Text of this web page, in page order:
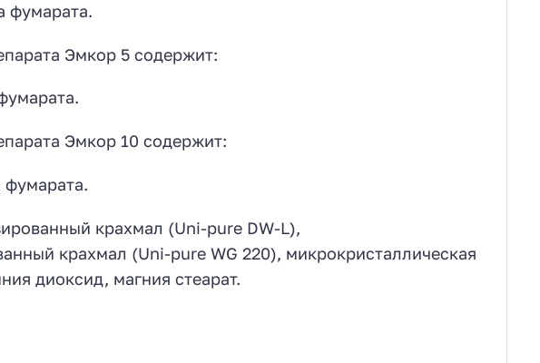
фумарата.
Эмкор 5 содержит:
Эмкор 10 содержит:
фумарата.
крахмал (Uni-pure DW-L),
крахмал (Uni-pure WG 220), микрокристаллическая
диоксид, магния стеарат.